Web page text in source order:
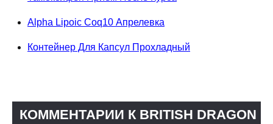
Alpha Lipoic Coq10 Апрелевка
Контейнер Для Капсул Прохладный
КОММЕНТАРИИ К BRITISH DRAGON